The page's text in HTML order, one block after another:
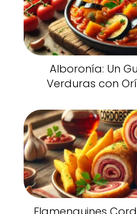
Alboronía: Un
Verduras con